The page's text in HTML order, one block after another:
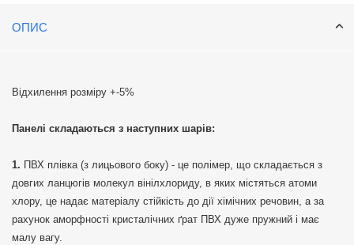
ОПИС
Відхилення розміру +-5%
Панелі складаються з наступних шарів:
ПВХ плівка (з лицьового боку) - це полімер, що складається з
довгих ланцюгів молекул вінілхлориду, в яких містяться атоми
хлору, це надає матеріалу стійкість до дії хімічних речовин, а за
рахунок аморфності кристалічних ґрат ПВХ дуже пружний і має
малу вагу.